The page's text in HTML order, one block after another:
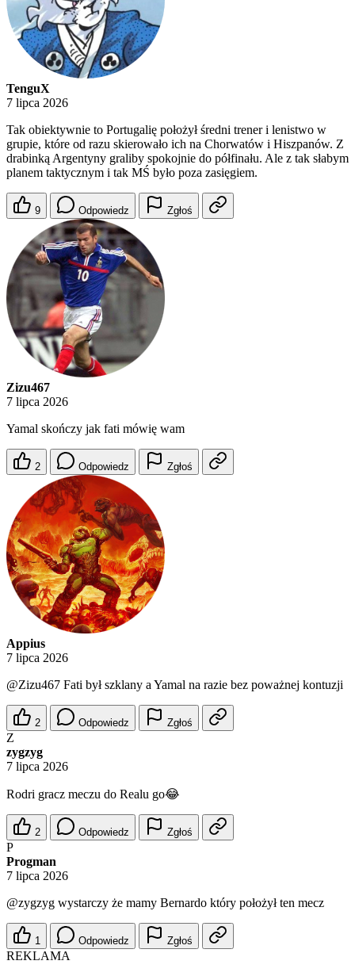
TenguX
7 lipca 2026
Tak obiektywnie to Portugalię położył średni trener i lenistwo w
grupie, które od razu skierowało ich na Chorwatów i Hiszpanów. Z
drabinką Argentyny graliby spokojnie do półfinału. Ale z tak słabym
planem taktycznym i tak MŚ było poza zasięgiem.
9 Odpowiedz Zgłoś
Zizu467
7 lipca 2026
Yamal skończy jak fati mówię wam
2 Odpowiedz Zgłoś
Appius
7 lipca 2026
@Zizu467 Fati był szklany a Yamal na razie bez poważnej kontuzji
2 Odpowiedz Zgłoś
Z
zygzyg
7 lipca 2026
Rodri gracz meczu do Realu go😂
2 Odpowiedz Zgłoś
P
Progman
7 lipca 2026
@zygzyg wystarczy że mamy Bernardo który położył ten mecz
1 Odpowiedz Zgłoś
REKLAMA